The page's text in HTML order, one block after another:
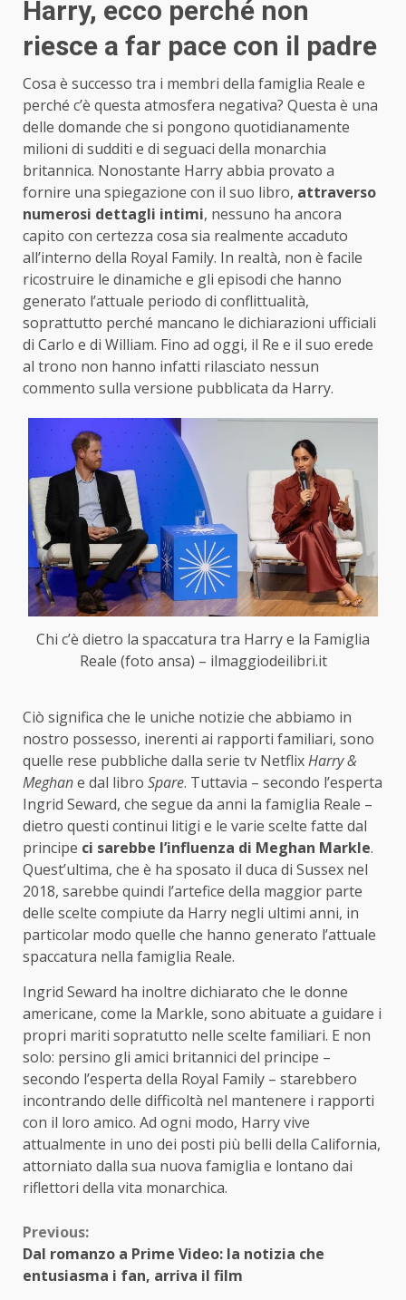
Harry, ecco perché non
riesce a far pace con il padre
Cosa è successo tra i membri della famiglia Reale e
perché c’è questa atmosfera negativa? Questa è una
delle domande che si pongono quotidianamente
milioni di sudditi e di seguaci della monarchia
britannica. Nonostante Harry abbia provato a
fornire una spiegazione con il suo libro, attraverso
numerosi dettagli intimi, nessuno ha ancora
capito con certezza cosa sia realmente accaduto
all’interno della Royal Family. In realtà, non è facile
ricostruire le dinamiche e gli episodi che hanno
generato l’attuale periodo di conflittualità,
soprattutto perché mancano le dichiarazioni ufficiali
di Carlo e di William. Fino ad oggi, il Re e il suo erede
al trono non hanno infatti rilasciato nessun
commento sulla versione pubblicata da Harry.
Chi c’è dietro la spaccatura tra Harry e la Famiglia
Reale (foto ansa) – ilmaggiodeilibri.it
Ciò significa che le uniche notizie che abbiamo in
nostro possesso, inerenti ai rapporti familiari, sono
quelle rese pubbliche dalla serie tv NetflixHarry &
Meghane dal libro Spare. Tuttavia – secondo l’esperta
Ingrid Seward, che segue da anni la famiglia Reale –
dietro questi continui litigi e le varie scelte fatte dal
principe ci sarebbe l’influenza di Meghan Markle.
Quest’ultima, che è ha sposato il duca di Sussex nel
2018, sarebbe quindi l’artefice della maggior parte
delle scelte compiute da Harry negli ultimi anni, in
particolar modo quelle che hanno generato l’attuale
spaccatura nella famiglia Reale.
Ingrid Seward ha inoltre dichiarato che le donne
americane, come la Markle, sono abituate a guidare i
propri mariti sopratutto nelle scelte familiari. E non
solo: persino gli amici britannici del principe –
secondo l’esperta della Royal Family – starebbero
incontrando delle difficoltà nel mantenere i rapporti
con il loro amico. Ad ogni modo, Harry vive
attualmente in uno dei posti più belli della California,
attorniato dalla sua nuova famiglia e lontano dai
riflettori della vita monarchica.
Continue
Reading
Previous:
Dal romanzo a Prime Video: la notizia che
entusiasma i fan, arriva il film